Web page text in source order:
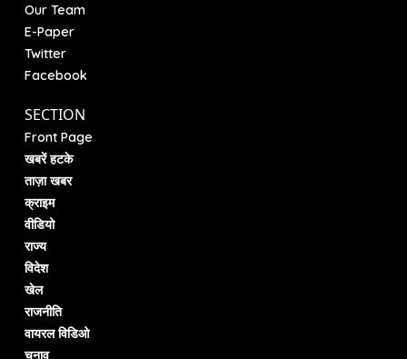
Our Team
E-Paper
Twitter
Facebook
SECTION
Front Page
खबरें हटके
ताज़ा खबर
क्राइम
वीडियो
राज्य
विदेश
खेल
राजनीति
वायरल विडिओ
चुनाव